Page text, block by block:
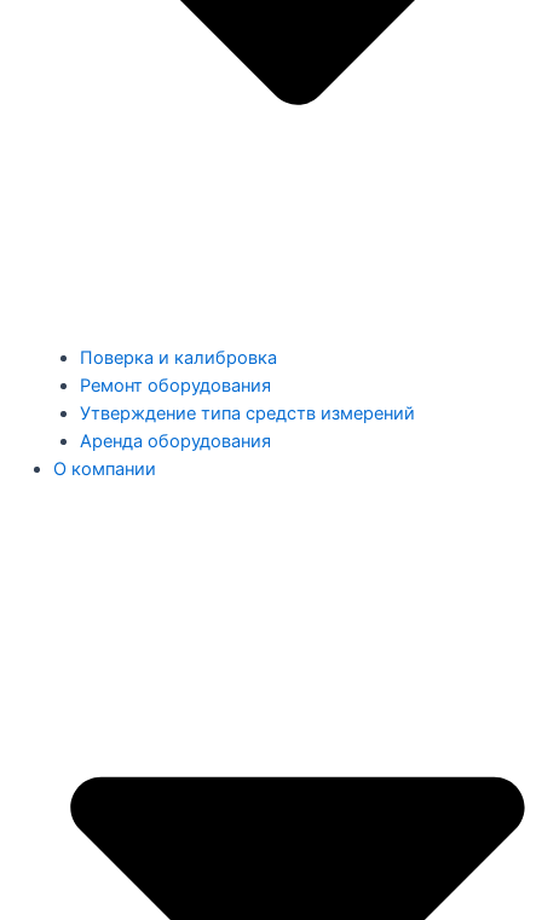
Поверка и калибровка
Ремонт оборудования
Утверждение типа средств измерений
Аренда оборудования
О компании